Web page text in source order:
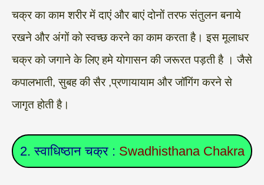
चक्र का काम शरीर में दाएं और बाएं दोनों तरफ संतुलन बनाये
रखने और अंगों को स्वच्छ करने का काम करता है। इस मूलाधर
चक्र को जगाने के लिए हमे योगासन की जरूरत पड़ती है । जैसे
कपालभाती, सुबह की सैर ,प्रणायायाम और जॉगिंग करने से
जागृत होती है।
2. स्वाधिष्ठान चक्र : Swadhisthana Chakra